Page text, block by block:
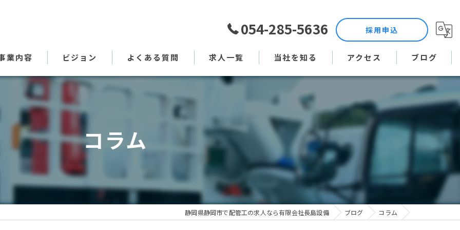
054-285-5636 採用申込
業内容 ビジョン よくある質問 求人一覧 当社を知る
土木作業員
現場監督
直行直帰
アクセス ブログ
コラム
コラム
静岡県静岡市で配管工の求人なら有限会社長島設備 ブログ コラム